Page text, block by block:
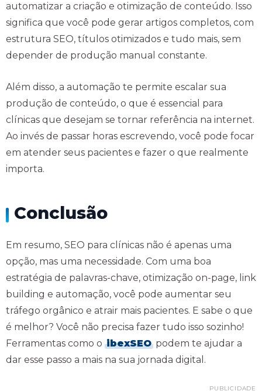
automatizar a criação e otimização de conteúdo. Isso
significa que você pode gerar artigos completos, com
estrutura SEO, títulos otimizados e tudo mais, sem
depender de produção manual constante.
Além disso, a automação te permite escalar sua
produção de conteúdo, o que é essencial para
clínicas que desejam se tornar referência na internet.
Ao invés de passar horas escrevendo, você pode focar
em atender seus pacientes e fazer o que realmente
importa.
Conclusão
Em resumo, SEO para clínicas não é apenas uma
opção, mas uma necessidade. Com uma boa
estratégia de palavras-chave, otimização on-page, link
building e automação, você pode aumentar seu
tráfego orgânico e atrair mais pacientes. E sabe o que
é melhor? Você não precisa fazer tudo isso sozinho!
Ferramentas como o ibexSEO podem te ajudar a
dar esse passo a mais na sua jornada digital.
PUBLICIDADE